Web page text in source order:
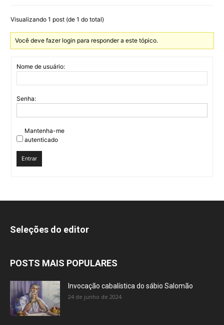
Visualizando 1 post (de 1 do total)
Você deve fazer login para responder a este tópico.
Nome de usuário:
Senha:
Mantenha-me
autenticado
Entrar
Seleções do editor
POSTS MAIS POPULARES
Invocação cabalística do sábio Salomão
24 de junho de 2024